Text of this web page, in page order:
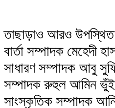
তাছাড়াও আরও উপস্থিত
বার্তা সম্পাদক মেহেদী
সাধারণ সম্পাদক আবু
সম্পাদক রুহুল আমিন
সাংস্কৃতিক সম্পাদক